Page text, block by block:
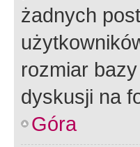
żadnych
rozmiar
dyskusji na
Góra